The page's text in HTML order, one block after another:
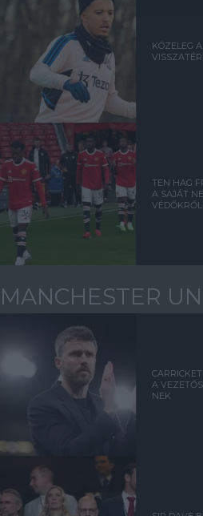
KÖZELEG
TEN HAG
A SAJÁT
VÉDŐKRŐL
MANCHESTER
A
NEK